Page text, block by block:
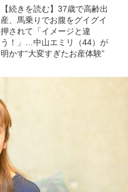
【続きを読む】37歳で高齢出
産、馬乗りでお腹をグイグイ
押されて「イメージと違
う！」…中山エミリ（44）が
明かす“大変すぎたお産体験”